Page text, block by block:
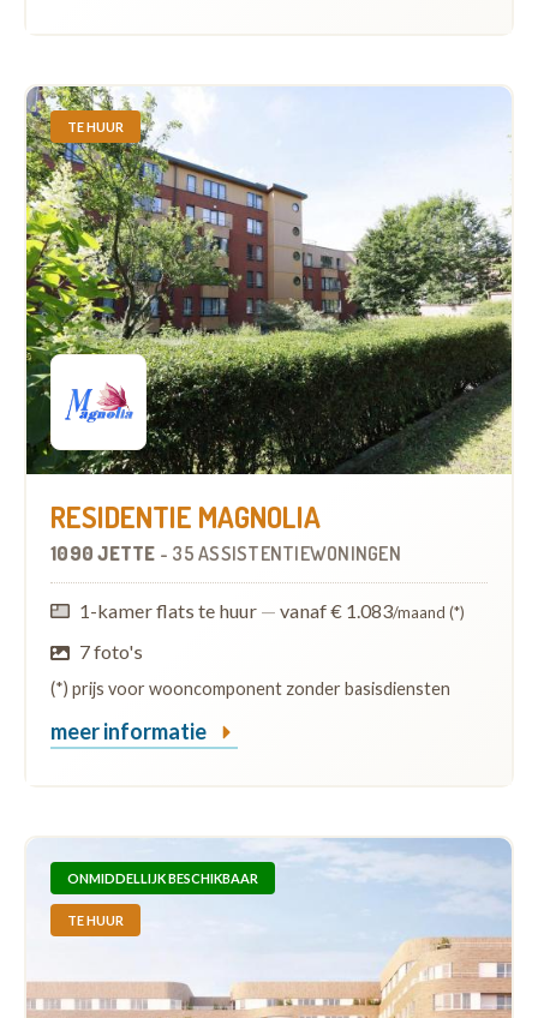
TE HUUR
RESIDENTIE MAGNOLIA
1090 JETTE - 35 ASSISTENTIEWONINGEN
1-kamer flats te huur — vanaf € 1.083/maand (*)
7 foto's
(*) prijs voor wooncomponent zonder basisdiensten
meer informatie
ONMIDDELLIJK BESCHIKBAAR
TE HUUR